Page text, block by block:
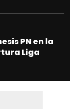
PN en la
Liga